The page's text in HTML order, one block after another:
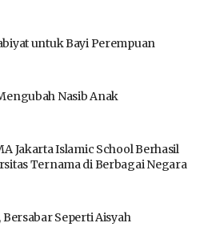
untuk Bayi Perempuan
Nasib Anak
Jakarta Islamic School Berhasil
Ternama di Berbagai Negara
Seperti Aisyah